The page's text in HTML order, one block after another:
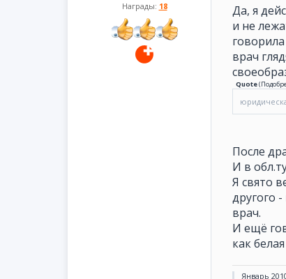
Награды: 18
Да, я
и не
врач
Quote(
После
И в
Я свято
другого
врач.
И ещё
как
Январь